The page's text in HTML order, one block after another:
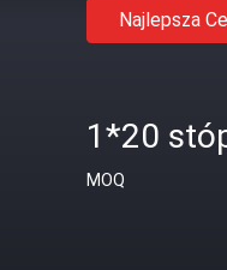
Najlepsza
1*20
MOQ